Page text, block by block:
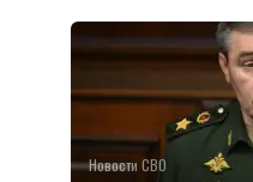
Новости СВО